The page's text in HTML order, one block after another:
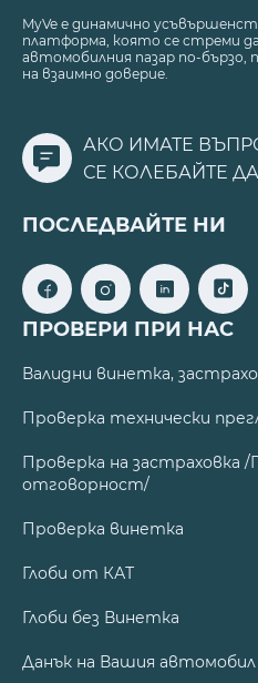
MyVe е динамично
платформа, която се стреми
автомобилния пазар по-бързо,
на взаимно доверие.
АКО ИМАТЕ
СЕ КОЛЕБАЙТЕ
ПОСЛЕДВАЙТЕ НИ
ПРОВЕРИ ПРИ НАС
Валидни винетка,
Проверка технически
Проверка на застраховка /
отговорност/
Проверка винетка
Глоби от КАТ
Глоби без Винетка
Данък на Вашия автомобил